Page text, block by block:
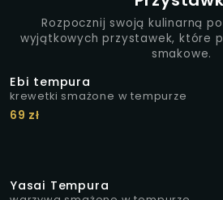
Rozpocznij swoją kulinarną
wyjątkowych przystawek, które
smakowe.
Ebi tempura
krewetki smażone w tempurze
69 zł
Yasai Tempura